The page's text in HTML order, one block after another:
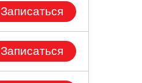
Записаться
Записаться